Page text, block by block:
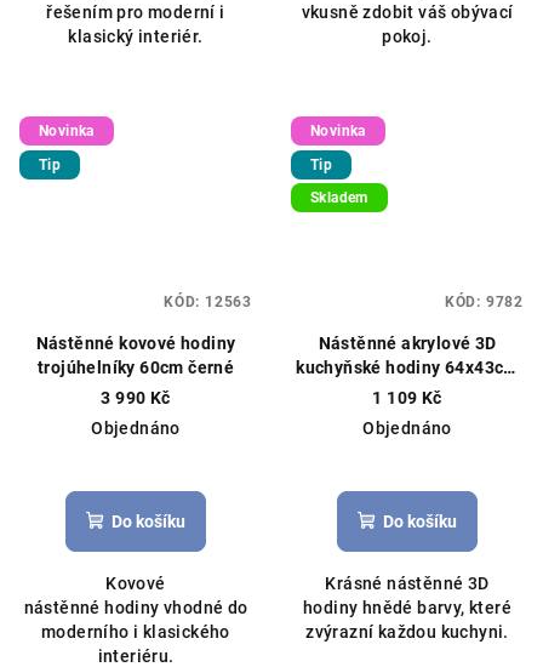
řešením pro moderní i
klasický interiér.
vkusně zdobit váš obývací
pokoj.
Novinka
Tip
Nástěnné kovové hodiny
trojúhelníky 60cm černé
3 990 Kč
Objednáno
Do košíku
Kovové
nástěnné hodiny vhodné do
moderního i klasického
interiéru.
KÓD: 12563
Novinka
Tip
Skladem
Nástěnné akrylové 3D
kuchyňské hodiny 64x43cm
hnědé
1 109 Kč
Objednáno
Do košíku
Krásné nástěnné 3D
hodiny hnědé barvy, které
zvýrazní každou kuchyni.
KÓD: 9782